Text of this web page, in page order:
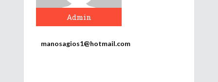
Admin
manosagios1@hotmail.com